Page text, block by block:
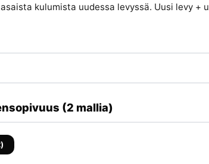
kulumista uudessa levyssä. Uusi levy +
(2 mallia)